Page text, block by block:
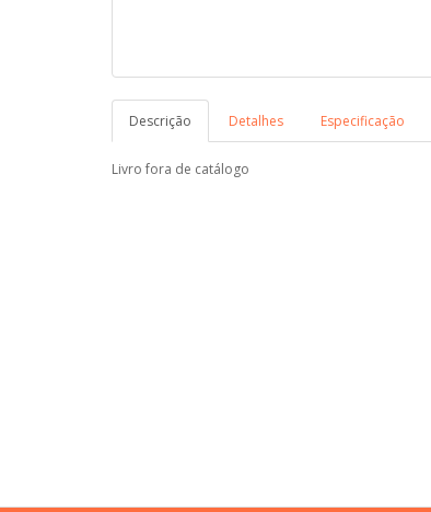
Descrição Detalhes Especificação
Livro fora de catálogo